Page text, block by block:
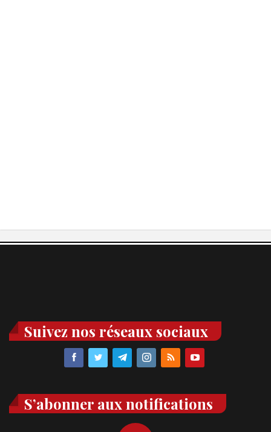
Suivez nos réseaux sociaux
S’abonner aux notifications